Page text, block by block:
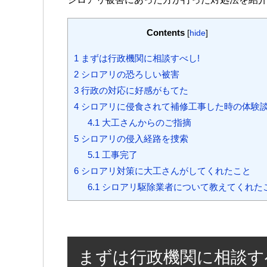
Contents [hide]
1 まずは行政機関に相談すべし!
2 シロアリの恐ろしい被害
3 行政の対応に好感がもてた
4 シロアリに侵食されて補修工事した時の体験
4.1 大工さんからのご指摘
5 シロアリの侵入経路を捜索
5.1 工事完了
6 シロアリ対策に大工さんがしてくれたこと
6.1 シロアリ駆除業者について教えてくれた
まずは行政機関に相談